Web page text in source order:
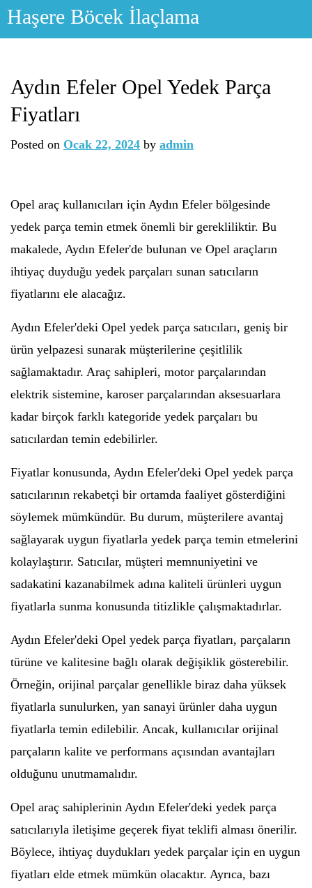
Skip
Haşere Böcek İlaçlama
Aydın Efeler Opel Yedek Parça
Fiyatları
Posted on Ocak 22, 2024 by admin
Opel araç kullanıcıları için Aydın Efeler bölgesinde
yedek parça temin etmek önemli bir gerekliliktir. Bu
makalede, Aydın Efeler'de bulunan ve Opel araçların
ihtiyaç duyduğu yedek parçaları sunan satıcıların
fiyatlarını ele alacağız.
Aydın Efeler'deki Opel yedek parça satıcıları, geniş bir
ürün yelpazesi sunarak müşterilerine çeşitlilik
sağlamaktadır. Araç sahipleri, motor parçalarından
elektrik sistemine, karoser parçalarından aksesuarlara
kadar birçok farklı kategoride yedek parçaları bu
satıcılardan temin edebilirler.
Fiyatlar konusunda, Aydın Efeler'deki Opel yedek parça
satıcılarının rekabetçi bir ortamda faaliyet gösterdiğini
söylemek mümkündür. Bu durum, müşterilere avantaj
sağlayarak uygun fiyatlarla yedek parça temin etmelerini
kolaylaştırır. Satıcılar, müşteri memnuniyetini ve
sadakatini kazanabilmek adına kaliteli ürünleri uygun
fiyatlarla sunma konusunda titizlikle çalışmaktadırlar.
Aydın Efeler'deki Opel yedek parça fiyatları, parçaların
türüne ve kalitesine bağlı olarak değişiklik gösterebilir.
Örneğin, orijinal parçalar genellikle biraz daha yüksek
fiyatlarla sunulurken, yan sanayi ürünler daha uygun
fiyatlarla temin edilebilir. Ancak, kullanıcılar orijinal
parçaların kalite ve performans açısından avantajları
olduğunu unutmamalıdır.
Opel araç sahiplerinin Aydın Efeler'deki yedek parça
satıcılarıyla iletişime geçerek fiyat teklifi alması önerilir.
Böylece, ihtiyaç duydukları yedek parçalar için en uygun
fiyatları elde etmek mümkün olacaktır. Ayrıca, bazı